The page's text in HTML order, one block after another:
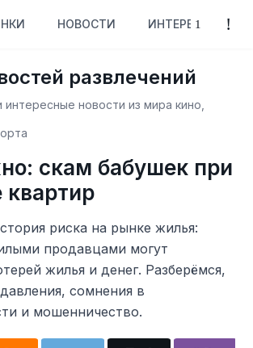
НОВОСТИ ИНТЕРЕСНОЕ
развлечений
новости из мира кино,
скам бабушек при
риска на рынке жилья:
продавцами могут
жилья и денег. Разберёмся,
сомнения в
и мошенничество.